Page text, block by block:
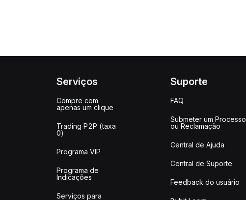
Serviços
Compre com
apenas um clique
Trading P2P (taxa
0)
Programa VIP
Programa de
Indicações
Serviços para
Suporte
FAQ
Submeter um Processo
ou Reclamação
Central de Ajuda
Central de Suporte
Feedback do usuário